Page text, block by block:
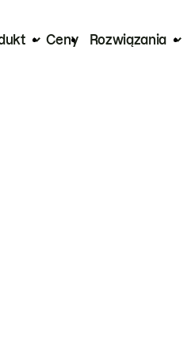
Ceny Rozwiązania